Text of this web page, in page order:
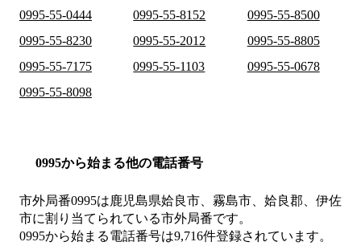
0995-55-0444
0995-55-8152
0995-55-8500
0995-55-8230
0995-55-2012
0995-55-8805
0995-55-7175
0995-55-1103
0995-55-0678
0995-55-8098
0995から始まる他の電話番号
市外局番0995は鹿児島県姶良市、霧島市、姶良郡、伊佐
市に割り当てられている市外局番です。
0995から始まる電話番号は9,716件登録されています。